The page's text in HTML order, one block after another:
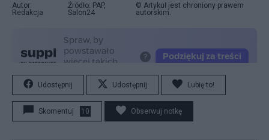
Autor:
Redakcja
Źródło: PAP,
Salon24
© Artykuł jest chroniony prawem
autorskim.
Udostępnij Udostępnij Lubię to!
Skomentuj 10 Obserwuj notkę